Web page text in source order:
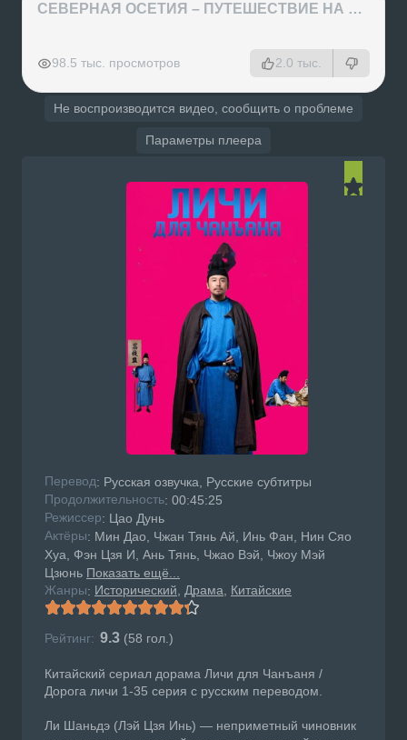
СЕВЕРНАЯ ОСЕТИЯ – ПУТЕШЕСТВИЕ НА КАВКАЗ часть 4
98.5 тыс. просмотров 2.0 тыс.
Не воспроизводится видео, сообщить о проблеме
Параметры плеера
Перевод: Русская озвучка, Русские субтитры
Продолжительность: 00:45:25
Режисcер: Цао Дунь
Актёры: Мин Дао, Чжан Тянь Ай, Инь Фан, Нин Сяо
Хуа, Фэн Цзя И, Ань Тянь, Чжао Вэй, Чжоу Мэй
Цзюнь Показать ещё...
Жанры: Исторический Драма Китайские
Рейтинг: 9.3 (58 гол.)
Китайский сериал дорама Личи для Чанъаня /
Дорога личи 1-35 серия с русским переводом.
Ли Шаньдэ (Лэй Цзя Инь) — неприметный чиновник